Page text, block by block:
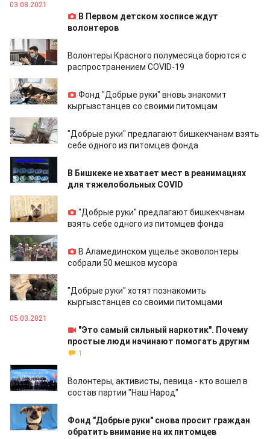
03.08.2021
В Первом детском хосписе ждут
волонтеров
29.07.2021
Волонтеры Красного полумесяца борются с
распространением COVID-19
27.07.2021
Фонд "Добрые руки" вновь знакомит
кыргызстанцев со своими питомцам
20.07.2021
"Добрые руки" предлагают бишкекчанам взять
себе одного из питомцев фонда
06.07.2021
В Бишкеке не хватает мест в реанимациях
для тяжелобольных COVID
05.07.2021
"Добрые руки" предлагают бишкекчанам
взять себе одного из питомцев фонда
08.06.2021
В Аламединском ущелье эковолонтеры
собрали 50 мешков мусора
01.04.2021
"Добрые руки" хотят познакомить
кыргызстанцев со своими питомцами
05.03.2021
"Это самый сильный наркотик". Почему
простые люди начинают помогать другим
1
01.03.2021
Волонтеры, активисты, певица - кто вошел в
состав партии "Наш Народ"
24.02.2021
Фонд "Добрые руки" снова просит граждан
обратить внимание на их питомцев